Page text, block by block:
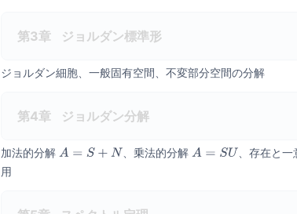
第3章 ジョルダン標準形
ジョルダン細胞、一般固有空間、不変部分空間の分解
第4章 ジョルダン分解
加法的分解 A= S+ N 、乗法的分解 A= SU
、存在と一
用